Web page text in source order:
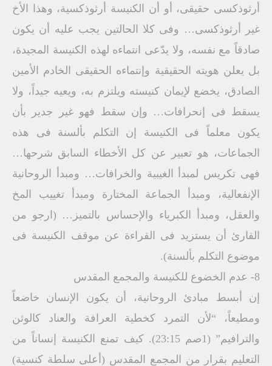
أرثوذكسى حقيقى، أو أن الكنيسة أرثوذكسية، وهذا الأخ
غير أرثوذكسى… وفى كلا الحالتين يجب عليه أن يكون
صادقاً مع نفسه، ولا يدّعى انتماءه لهذه الكنيسة المجيدة،
بل يعلن هويته الحقيقية وإنتماءه الحقيقى الخادم الأمين
الصادق، يخضع لإيمان كنيسته ويلتزم به، ويعيه جيداً، ولا
يسقط فى إنحرافات… وإن سقط فهو غير جدير بأن
يكون معلماً فى الكنيسة إن التكلم بألسنة فى هذه
الجماعات، هو تعبير عن كل الأخطاء السابق شرحها…
فهى تكريس لمبدأ الغيبية والخرافات… ومبدأ الروحانية
الإنفعالية، ومبدأ الجماعة المختارة ومبدأ تغييب المخ
والعقل، ومبدأ الكبرياء والإحساس بالتميز… (ارجو من
القارئ أن يستزيد فى القراءة عن موقف الكنيسة فى
موضوع التكلم بألسنة).
8- عدم الخضوع للكنيسة والمجمع المقدس
إن أبسط مبادئ الروحانية، أن يكون الإنسان خاضعاً
ومطيعاً، “لأن التمرد كخطية العرافة والعناد كالوثن
والترافيم” (1صم 23:15). كيف تمنع الكنيسة إنساناً من
التعليم بقرار من المجمع المقدس (أعلى سلطة كنسية)